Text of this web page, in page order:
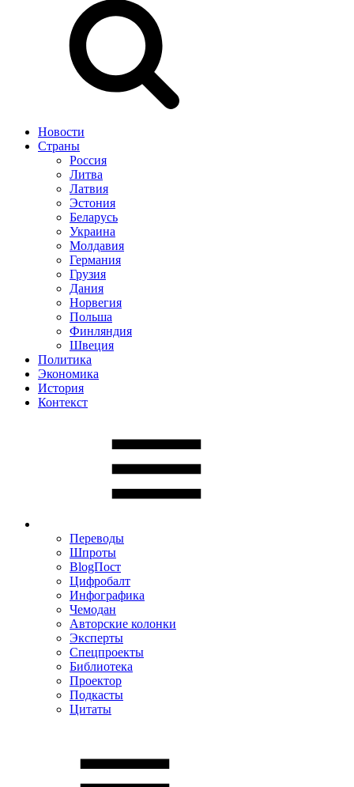
Новости
Страны
Россия
Литва
Латвия
Эстония
Беларусь
Украина
Молдавия
Германия
Грузия
Дания
Норвегия
Польша
Финляндия
Швеция
Политика
Экономика
История
Контекст
Переводы
Шпроты
BlogПост
Цифробалт
Инфографика
Чемодан
Авторские колонки
Эксперты
Спецпроекты
Библиотека
Проектор
Подкасты
Цитаты